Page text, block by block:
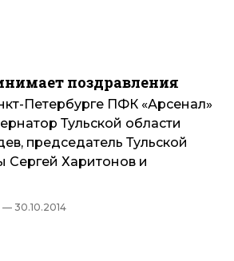
поздравления
Петербурге ПФК «Арсенал»
Тульской области
председатель Тульской
Сергей Харитонов и
— 30.10.2014